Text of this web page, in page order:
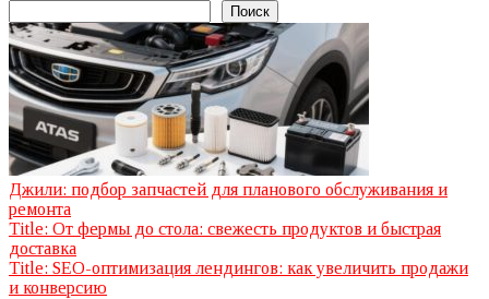
Поиск
Джили: подбор запчастей для планового обслуживания и
ремонта
Title: От фермы до стола: свежесть продуктов и быстрая
доставка
Title: SEO-оптимизация лендингов: как увеличить продажи
и конверсию